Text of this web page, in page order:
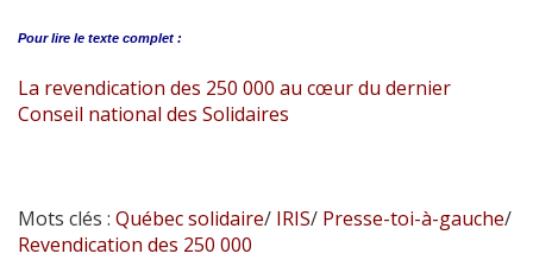
Pour lire le texte complet :
La revendication des 250 000 au cœur du dernier
Conseil national des Solidaires
Mots clés : Québec solidaire/ IRIS/ Presse-toi-à-gauche/
Revendication des 250 000